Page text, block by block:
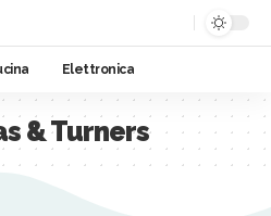
Elettronica
& Turners